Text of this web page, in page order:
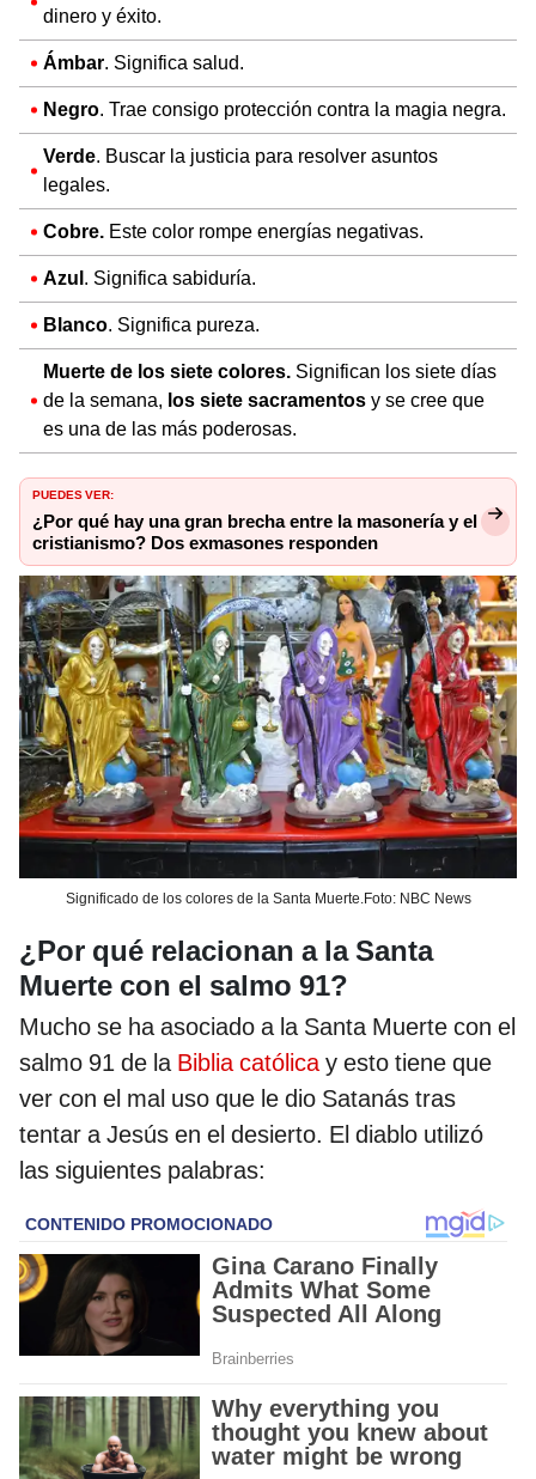
dinero y éxito.
Ámbar. Significa salud.
Negro. Trae consigo protección contra la magia negra.
Verde. Buscar la justicia para resolver asuntos
legales.
Cobre. ​​Este color rompe energías negativas.
Azul. Significa sabiduría.
Blanco. Significa pureza.
Muerte de los siete colores. Significan los siete días
de la semana, los siete sacramentos y se cree que
es una de las más poderosas.
PUEDES VER:
¿Por qué hay una gran brecha entre la masonería y el
cristianismo? Dos exmasones responden
Significado de los colores de la Santa Muerte.Foto: NBC News
¿Por qué relacionan a la Santa
Muerte con el salmo 91?
Mucho se ha asociado a la Santa Muerte con el
salmo 91 de la Biblia católica y esto tiene que
ver con el mal uso que le dio Satanás tras
tentar a Jesús en el desierto. El diablo utilizó
las siguientes palabras: